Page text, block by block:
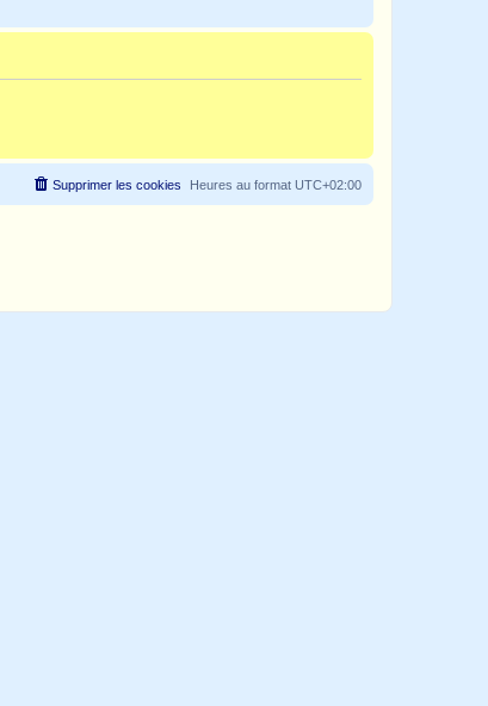
Heures au format UTC+02:00
Supprimer les cookies